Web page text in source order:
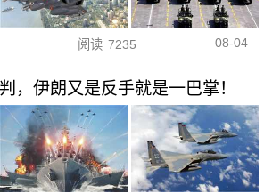
阅读 7235 08-04
，伊朗又是反手就是一巴掌！